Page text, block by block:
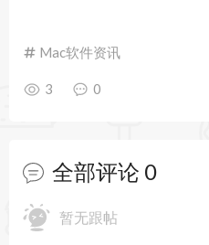
Mac软件资讯
3 0
全部评论 0
暂无跟帖